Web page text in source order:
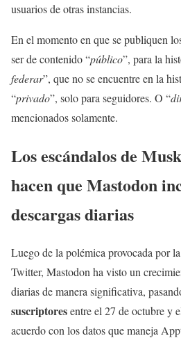
usuarios de otras instancias.
En el momento en que se publiquen
ser de contenido “público”, para la
federar”, que no se encuentre en la
“privado”, solo para seguidores. O “
mencionados solamente.
Los escándalos de
hacen que Mastodon
descargas diarias
Luego de la polémica provocada por
Twitter, Mastodon ha visto un
diarias de manera significativa,
suscriptoresentre el 27 de octubre y
acuerdo con los datos que maneja